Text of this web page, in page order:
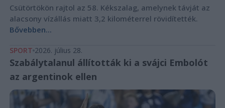
Csütörtökön rajtol az 58. Kékszalag, amelynek távját az
alacsony vízállás miatt 3,2 kilométerrel rövidítették.
Bővebben...
SPORT 2026. július 28.
Szabálytalanul állították ki a svájci Embolót
az argentinok ellen